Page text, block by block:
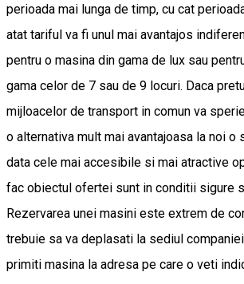
perioada mai lunga de timp, cu cat
atat tariful va fi unul mai avantajos
pentru o masina din gama de lux sau
gama celor de 7 sau de 9 locuri. Daca
mijloacelor de transport in comun va
o alternativa mult mai avantajoasa la noi o
data cele mai accesibile si mai atractive
fac obiectul ofertei sunt in conditii sigure
Rezervarea unei masini este extrem de
trebuie sa va deplasati la sediul
primiti masina la adresa pe care o veti